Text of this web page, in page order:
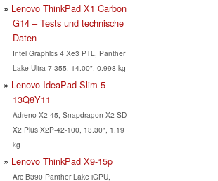
Lenovo ThinkPad X1 Carbon
G14 – Tests und technische
Daten
Intel Graphics 4 Xe3 PTL, Panther
Lake Ultra 7 355, 14.00", 0.998 kg
Lenovo IdeaPad Slim 5
13Q8Y11
Adreno X2-45, Snapdragon X2 SD
X2 Plus X2P-42-100, 13.30", 1.19
kg
Lenovo ThinkPad X9-15p
Arc B390 Panther Lake iGPU,